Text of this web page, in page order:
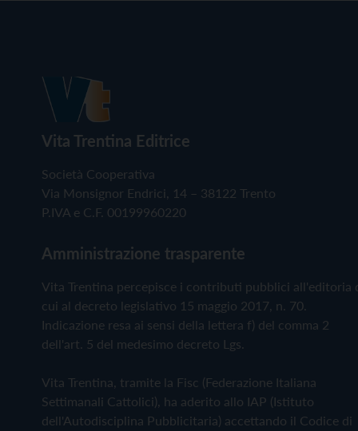
Vita Trentina Editrice
Società Cooperativa
Via Monsignor Endrici, 14 – 38122 Trento
P.IVA e C.F. 00199960220
Amministrazione trasparente
Vita Trentina percepisce i contributi pubblici all'editoria
cui al decreto legislativo 15 maggio 2017, n. 70.
Indicazione resa ai sensi della lettera f) del comma 2
dell'art. 5 del medesimo decreto Lgs.
Vita Trentina, tramite la Fisc (Federazione Italiana
Settimanali Cattolici), ha aderito allo IAP (Istituto
dell'Autodisciplina Pubblicitaria) accettando il Codice di